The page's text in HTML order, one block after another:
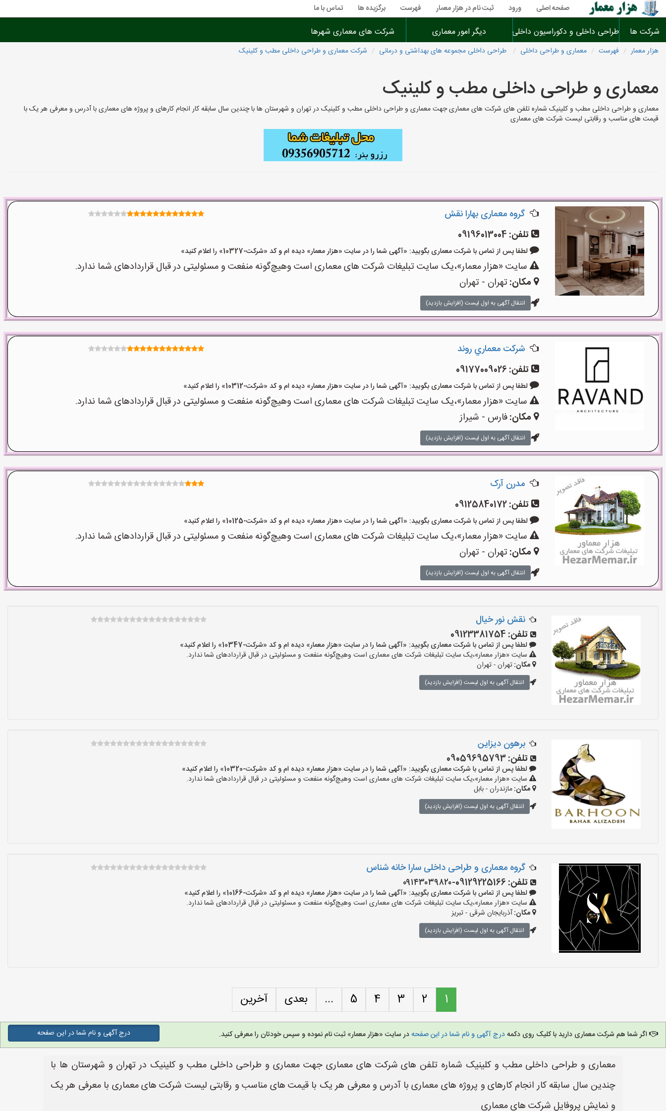
صفحه اصلی ورود ثبت نام در هزار معمار فهرست برگزیده ها تماس با ما
شرکت ها طراحی داخلی و دکوراسیون داخلی دیگر امور معماری شرکت های معماری شهرها
هزار معمار فهرست معماری و طراحی داخلی طراحی داخلی مجموعه های بهداشتی و درمانی شرکت معماری و طراحی داخلی مطب و کلینیک
معماری و طراحی داخلی مطب و کلینیک
معماری و طراحی داخلی مطب و کلینیک شماره تلفن های شرکت های معماری جهت معماری و طراحی داخلی مطب و کلینیک در تهران و شهرستان ها با چندین سال سابقه کار انجام کارهای و پروژه های معماری با آدرس و معرفی هر یک با
قیمت های مناسب و رقابتی لیست شرکت های معماری
گروه معماری بهارا نقش
تلفن: 09196013004
لطفا پس از تماس با شرکت معماری بگویید: «آگهی شما را در سایت «هزار معمار» دیده ام و کد «شرکت-10327» را اعلام کنید»
سایت «هزار معمار»،یک سایت تبلیغات شرکت های معماری است وهیچ‌گونه منفعت و مسئولیتی در قبال قراردادهای شما ندارد.
مکان:تهران - تهران
انتقال آگهی به اول لیست (افزایش بازدید)
شركت معماري روند
تلفن: 09177009026
لطفا پس از تماس با شرکت معماری بگویید: «آگهی شما را در سایت «هزار معمار» دیده ام و کد «شرکت-10312» را اعلام کنید»
سایت «هزار معمار»،یک سایت تبلیغات شرکت های معماری است وهیچ‌گونه منفعت و مسئولیتی در قبال قراردادهای شما ندارد.
مکان:فارس - شیراز
انتقال آگهی به اول لیست (افزایش بازدید)
مدرن آرک
تلفن:09125840172
لطفا پس از تماس با شرکت معماری بگویید: «آگهی شما را در سایت «هزار معمار» دیده ام و کد «شرکت-10125» را اعلام کنید»
سایت «هزار معمار»،یک سایت تبلیغات شرکت های معماری است وهیچ‌گونه منفعت و مسئولیتی در قبال قراردادهای شما ندارد.
مکان:تهران - تهران
انتقال آگهی به اول لیست (افزایش بازدید)
نقش نور خیال
تلفن: 09123381754
لطفا پس از تماس با شرکت معماری بگویید: «آگهی شما را در سایت «هزار معمار» دیده ام و کد «شرکت-10347» را اعلام کنید»
سایت «هزار معمار»،یک سایت تبلیغات شرکت های معماری است وهیچ‌گونه منفعت و مسئولیتی در قبال قراردادهای شما ندارد.
مکان:تهران - تهران
انتقال آگهی به اول لیست (افزایش بازدید)
برهون دیزاین
تلفن:09059695793
لطفا پس از تماس با شرکت معماری بگویید: «آگهی شما را در سایت «هزار معمار» دیده ام و کد «شرکت-10320» را اعلام کنید»
سایت «هزار معمار»،یک سایت تبلیغات شرکت های معماری است وهیچ‌گونه منفعت و مسئولیتی در قبال قراردادهای شما ندارد.
مکان:مازندران - بابل
انتقال آگهی به اول لیست (افزایش بازدید)
گروه معماری و طراحی داخلی سارا خانه شناس
تلفن: 09129225166-۰۹۱۴۳۰۳۹۸۲۰
لطفا پس از تماس با شرکت معماری بگویید: «آگهی شما را در سایت «هزار معمار» دیده ام و کد «شرکت-10166» را اعلام کنید»
سایت «هزار معمار»،یک سایت تبلیغات شرکت های معماری است وهیچ‌گونه منفعت و مسئولیتی در قبال قراردادهای شما ندارد.
مکان:آذربایجان شرقی - تبریز
انتقال آگهی به اول لیست (افزایش بازدید)
1
2
3
4
5
... بعدی آخرین
اگر شما هم شرکت معماری دارید با کلیک روی دکمهدرج آگهی و نام شما در این صفحهدر سایت «هزار معمار» ثبت نام نموده و سپس خودتان را معرفی کنید. درج آگهی و نام شما در این صفحه
معماری و طراحی داخلی مطب و کلینیک شماره تلفن های شرکت های معماری جهت معماری و طراحی داخلی مطب و کلینیک در تهران و شهرستان ها با
چندین سال سابقه کار انجام کارهای و پروژه های معماری با آدرس و معرفی هر یک با قیمت های مناسب و رقابتی لیست شرکت های معماری با معرفی هر یک
و نمایش پروفایل شرکت های معماری